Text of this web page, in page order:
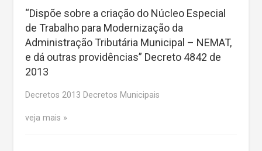
“Dispõe sobre a criação do Núcleo Especial
de Trabalho para Modernização da
Administração Tributária Municipal – NEMAT,
e dá outras providências” Decreto 4842 de
2013
Decretos 2013 Decretos Municipais
veja mais